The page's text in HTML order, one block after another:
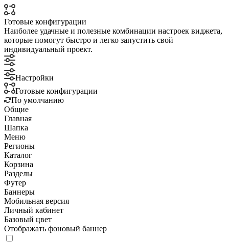
Готовые конфигурации
Наиболее удачные и полезные комбинации настроек виджета,
которые помогут быстро и легко запустить свой
индивидуальный проект.
Настройки
Готовые конфигурации
По умолчанию
Общие
Главная
Шапка
Меню
Регионы
Каталог
Корзина
Разделы
Футер
Баннеры
Мобильная версия
Личный кабинет
Базовый цвет
Отображать фоновый баннер